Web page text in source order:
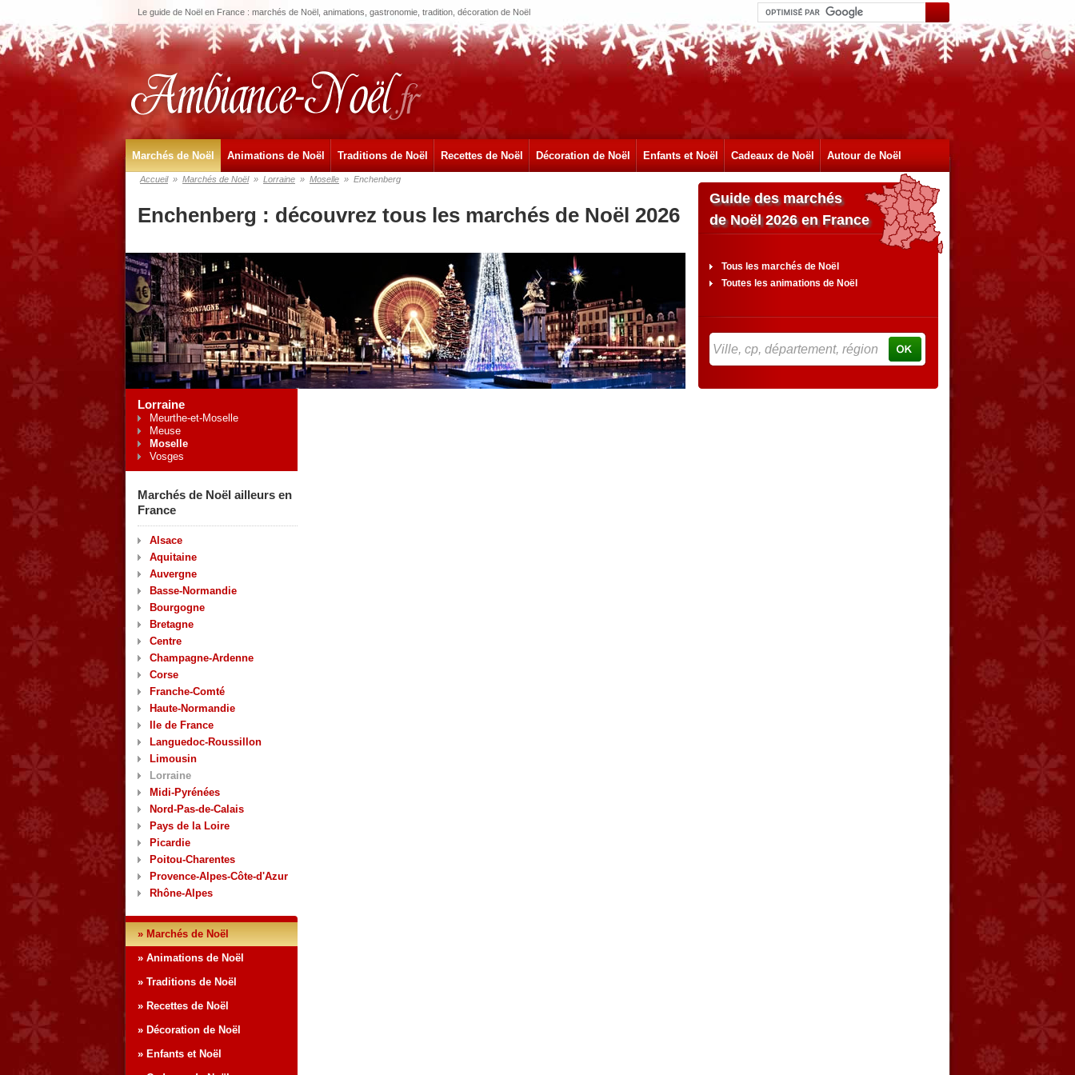
Le guide de Noël en France : marchés de Noël, animations, gastronomie, tradition, décoration de Noël
Marchés de Noël Animations de Noël Traditions de Noël Recettes de Noël Décoration de Noël Enfants et Noël Cadeaux de Noël Autour de Noël
Accueil » Marchés de Noël » Lorraine » Moselle » Enchenberg
Enchenberg : découvrez tous les marchés de Noël 2026
Lorraine
Meurthe-et-Moselle
Meuse
Moselle
Vosges
Marchés de Noël ailleurs en
France
Alsace
Aquitaine
Auvergne
Basse-Normandie
Bourgogne
Bretagne
Centre
Champagne-Ardenne
Corse
Franche-Comté
Haute-Normandie
Ile de France
Languedoc-Roussillon
Limousin
Lorraine
Midi-Pyrénées
Nord-Pas-de-Calais
Pays de la Loire
Picardie
Poitou-Charentes
Provence-Alpes-Côte-d'Azur
Rhône-Alpes
» Marchés de Noël
» Animations de Noël
» Traditions de Noël
» Recettes de Noël
» Décoration de Noël
» Enfants et Noël
Guide des marchés
de Noël 2026 en France
Tous les marchés de Noël
Toutes les animations de Noël